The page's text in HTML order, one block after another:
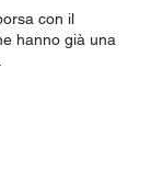
con il
hanno già una